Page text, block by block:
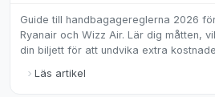
Guide till handbagagereglerna 2026
Ryanair och Wizz Air. Lär dig måtten,
din biljett för att undvika extra
Läs artikel